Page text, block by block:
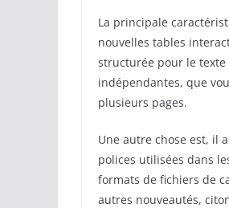
La principale
nouvelles tables
structurée pour le texte
indépendantes, que
plusieurs pages.
Une autre chose est, il
polices utilisées dans
formats de fichiers de
autres nouveautés,